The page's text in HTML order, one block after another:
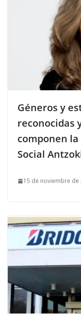
Géneros y
reconocidas
componen
Social
15 de noviembre de